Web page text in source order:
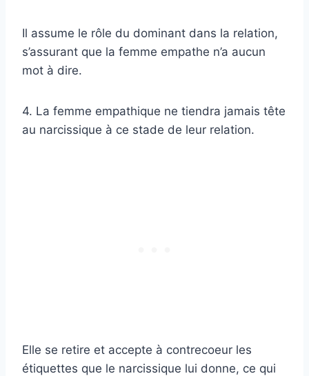
Il assume le rôle du dominant dans la relation,
s’assurant que la femme empathe n’a aucun
mot à dire.
4. La femme empathique ne tiendra jamais tête
au narcissique à ce stade de leur relation.
Elle se retire et accepte à contrecoeur les
étiquettes que le narcissique lui donne, ce qui